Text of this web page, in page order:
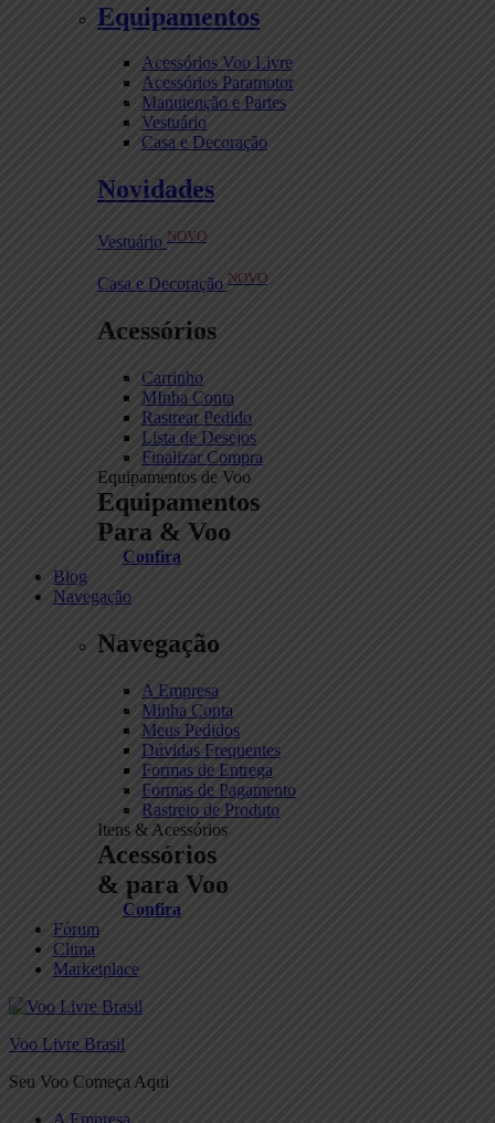
Equipamentos
Acessórios Voo Livre
Acessórios Paramotor
Manutenção e Partes
Vestuário
Casa e Decoração
Novidades
Vestuário NOVO
Casa e Decoração NOVO
Acessórios
Carrinho
MInha Conta
Rastrear Pedido
Lista de Desejos
Finalizar Compra
Equipamentos de Voo
Equipamentos
Para & Voo
Confira
Blog
Navegação
Navegação
A Empresa
Minha Conta
Meus Pedidos
Dúvidas Frequentes
Formas de Entrega
Formas de Pagamento
Rastreio de Produto
Itens & Acessórios
Acessórios
& para Voo
Confira
Fórum
Clima
Marketplace
Voo Livre Brasil
Seu Voo Começa Aqui
A Empresa